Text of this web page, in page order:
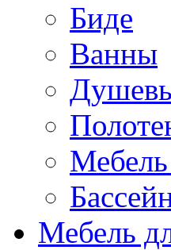
Биде
Ванны
Мебель